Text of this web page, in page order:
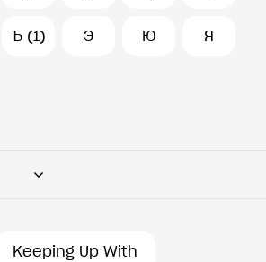
Ъ (1) Э Ю Я
Keeping Up With